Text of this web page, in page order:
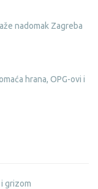
nadomak Zagreba
hrana, OPG-ovi i
grizom